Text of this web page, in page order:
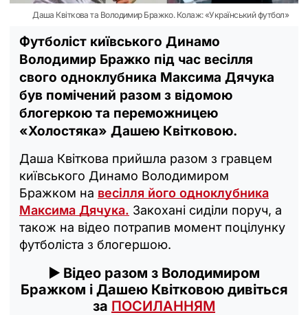
Даша Квіткова та Володимир Бражко. Колаж: «Український футбол»
Футболіст київського Динамо
Володимир Бражко під час весілля
свого одноклубника Максима Дячука
був помічений разом з відомою
блогеркою та переможницею
«‎Холостяка» Дашею Квітковою.
Даша Квіткова прийшла разом з гравцем
київського Динамо Володимиром
Бражком на весілля його одноклубника
Максима Дячука. Закохані сиділи поруч, а
також на відео потрапив момент поцілунку
футболіста з блогершою.
▶️ Відео разом з Володимиром
Бражком і Дашею Квітковою дивіться
за ПОСИЛАННЯМ